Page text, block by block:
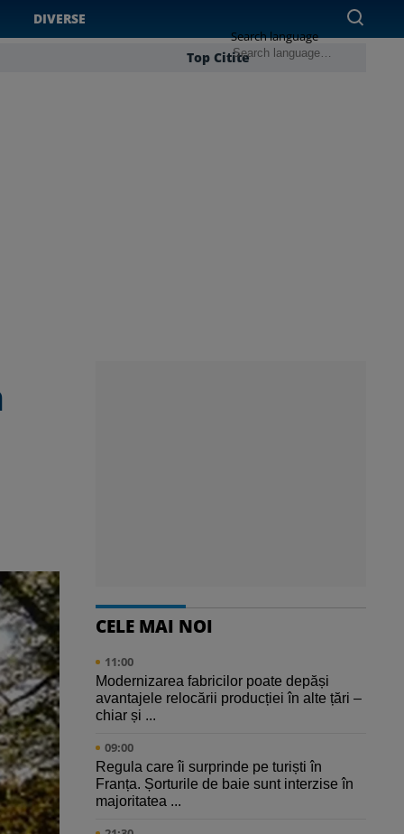
DIVERSE
Top Citite
Search language
CELE MAI NOI
11:00
Modernizarea fabricilor poate depăși
avantajele relocării producției în alte țări –
chiar și ...
09:00
Regula care îi surprinde pe turiști în
Franța. Șorturile de baie sunt interzise în
majoritatea ...